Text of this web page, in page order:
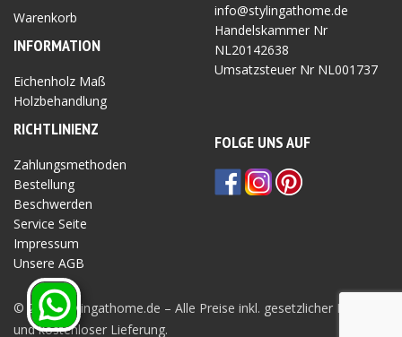
Warenkorb
INFORMATION
Eichenholz Maß
Holzbehandlung
RICHTLINIENZ
Zahlungsmethoden
Bestellung
Beschwerden
Service Seite
Impressum
Unsere AGB
Privatsphäre Seite
info@stylingathome.de
Handelskammer Nr
NL20142638
Umsatzsteuer Nr NL001737
FOLGE UNS AUF
© 2026 Stylingathome.de – Alle Preise inkl. gesetzlicher MwSt.
und kostenloser Lieferung.